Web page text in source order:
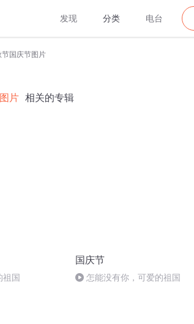
发现 分类 电台
节国庆节图片
片 相关的专辑
祖国
国庆节
怎能没有你，可爱的祖国